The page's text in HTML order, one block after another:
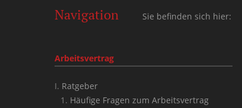
Navigation Sie befinden sich hier:
Arbeitsvertrag
Ratgeber
Häufige Fragen zum Arbeitsvertrag